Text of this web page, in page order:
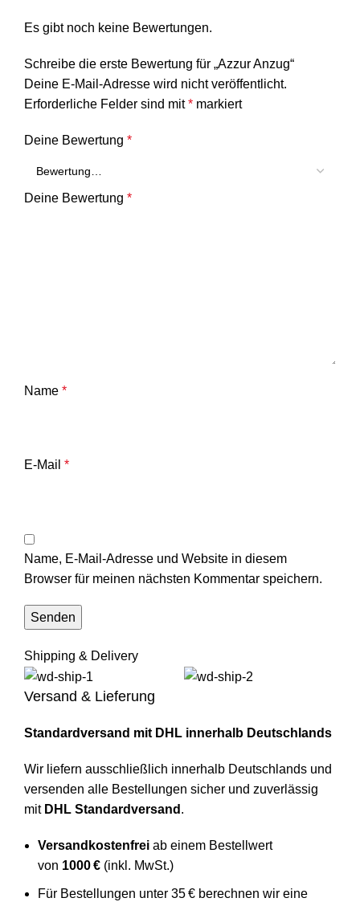
Es gibt noch keine Bewertungen.
Schreibe die erste Bewertung für „Azzur Anzug“
Deine E-Mail-Adresse wird nicht veröffentlicht.
Erforderliche Felder sind mit* markiert
Deine Bewertung *
Deine Bewertung *
Name *
E-Mail *
Name, E-Mail-Adresse und Website in diesem
Browser für meinen nächsten Kommentar speichern.
Shipping & Delivery
Versand & Lieferung
Standardversand mit DHL innerhalb Deutschlands
Wir liefern ausschließlich innerhalb Deutschlands und
versenden alle Bestellungen sicher und zuverlässig
mit DHL Standardversand .
Versandkostenfrei ab einem Bestellwert
von 1000 € (inkl. MwSt.)
Für Bestellungen unter 35 € berechnen wir eine